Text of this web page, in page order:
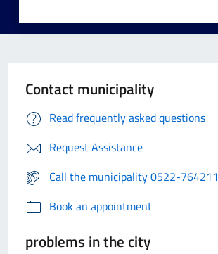
Contact municipality
Read frequently asked questions
Request Assistance
Call the municipality 0522-764211
Book an appointment
problems in the city